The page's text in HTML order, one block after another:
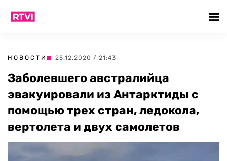
НОВОСТИ | 25.12.2020 / 21:43
Заболевшего австралийца
эвакуировали из Антарктиды с
помощью трех стран, ледокола,
вертолета и двух самолетов